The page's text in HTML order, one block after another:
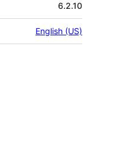
6.2.10
English (US)